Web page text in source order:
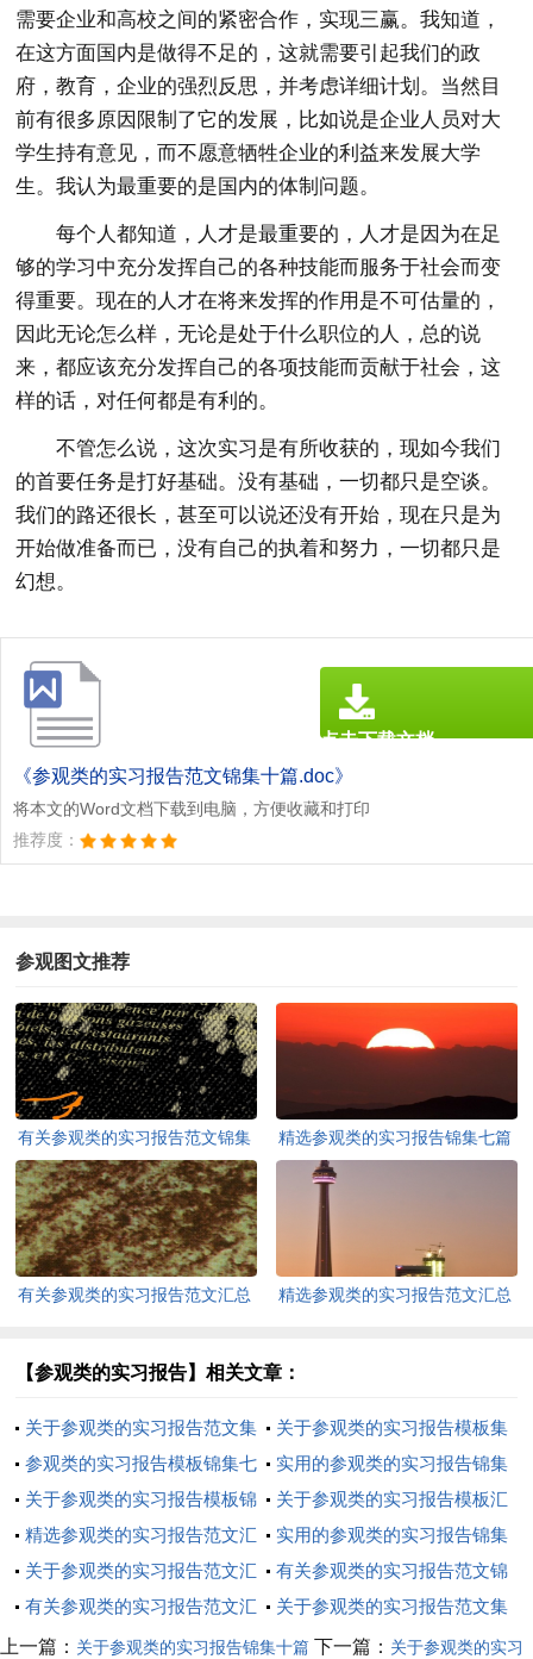
需要企业和高校之间的紧密合作，实现三赢。我知道，
在这方面国内是做得不足的，这就需要引起我们的政
府，教育，企业的强烈反思，并考虑详细计划。当然目
前有很多原因限制了它的发展，比如说是企业人员对大
学生持有意见，而不愿意牺牲企业的利益来发展大学
生。我认为最重要的是国内的体制问题。
每个人都知道，人才是最重要的，人才是因为在足
够的学习中充分发挥自己的各种技能而服务于社会而变
得重要。现在的人才在将来发挥的作用是不可估量的，
因此无论怎么样，无论是处于什么职位的人，总的说
来，都应该充分发挥自己的各项技能而贡献于社会，这
样的话，对任何都是有利的。
不管怎么说，这次实习是有所收获的，现如今我们
的首要任务是打好基础。没有基础，一切都只是空谈。
我们的路还很长，甚至可以说还没有开始，现在只是为
开始做准备而已，没有自己的执着和努力，一切都只是
幻想。
《参观类的实习报告范文锦集十篇.doc》
将本文的Word文档下载到电脑，方便收藏和打印
推荐度：
点击下载文档
文档为doc格式
参观图文推荐
有关参观类的实习报告范文锦集
四篇
精选参观类的实习报告锦集七篇
有关参观类的实习报告范文汇总
精选参观类的实习报告范文汇总
【参观类的实习报告】相关文章：
关于参观类的实习报告范文集
锦6篇
关于参观类的实习报告模板集
锦七篇
参观类的实习报告模板锦集七
篇
实用的参观类的实习报告锦集
五篇
关于参观类的实习报告模板锦
集五篇
关于参观类的实习报告模板汇
总七篇
精选参观类的实习报告范文汇
总五篇
实用的参观类的实习报告锦集
10篇
关于参观类的实习报告范文汇
总6篇
有关参观类的实习报告范文锦
集六篇
有关参观类的实习报告范文汇
编五篇
关于参观类的实习报告范文集
锦九篇
上一篇： 关于参观类的实习报告锦集十篇 下一篇： 关于参观类的实习